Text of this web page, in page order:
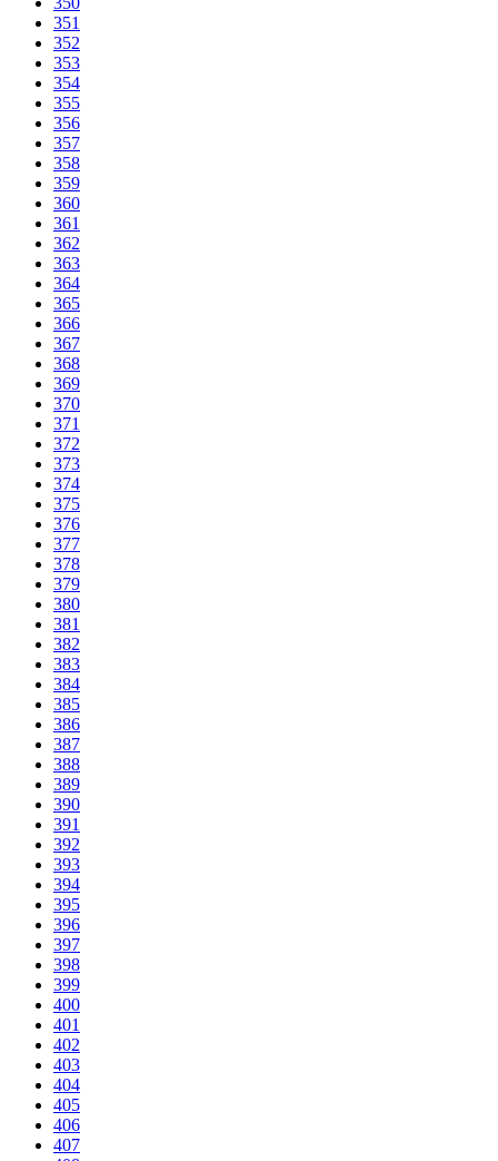
351
352
353
354
355
356
357
358
359
360
361
362
363
364
365
366
367
368
369
370
371
372
373
374
375
376
377
378
379
380
381
382
383
384
385
386
387
388
389
390
391
392
393
394
395
396
397
398
399
400
401
402
403
404
405
406
407